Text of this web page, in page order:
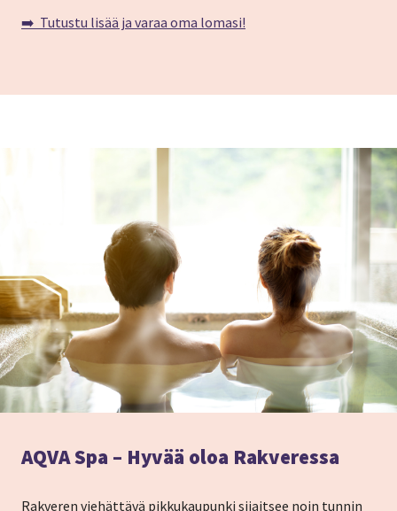
➡️ Tutustu lisää ja varaa oma lomasi!
AQVA Spa – Hyvää oloa Rakveressa
Rakveren viehättävä pikkukaupunki sijaitsee noin tunnin